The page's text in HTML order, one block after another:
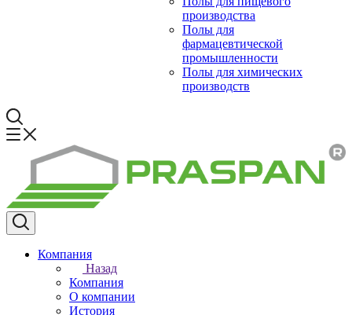
производства
Полы для
фармацевтической
промышленности
Полы для химических
производств
Компания
Назад
Компания
О компании
История